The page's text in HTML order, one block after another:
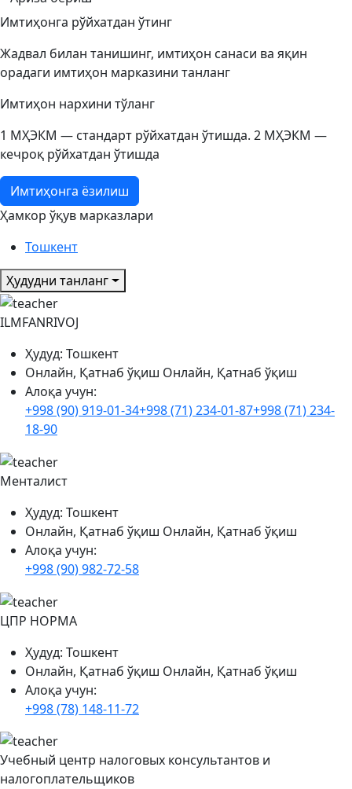
Имтиҳонга рўйхатдан ўтинг
Жадвал билан танишинг, имтиҳон санаси ва яқин
орадаги имтиҳон марказини танланг
Имтиҳон нархини тўланг
1 МҲЭКМ — стандарт рўйхатдан ўтишда. 2 МҲЭКМ —
кечроқ рўйхатдан ўтишда
Имтиҳонга ёзилиш
Ҳамкор ўқув марказлари
Тошкент
Ҳудудни танланг
ILMFANRIVOJ
Ҳудуд: Тошкент
Онлайн, Қатнаб ўқиш Онлайн, Қатнаб ўқиш
Алоқа учун:
+998 (90) 919-01-34+998 (71) 234-01-87+998 (71) 234-
18-90
Менталист
Ҳудуд: Тошкент
Онлайн, Қатнаб ўқиш Онлайн, Қатнаб ўқиш
Алоқа учун:
+998 (90) 982-72-58
ЦПР НОРМА
Ҳудуд: Тошкент
Онлайн, Қатнаб ўқиш Онлайн, Қатнаб ўқиш
Алоқа учун:
+998 (78) 148-11-72
Учебный центр налоговых консультантов и
налогоплательщиков